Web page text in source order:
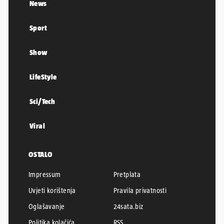
News
Sport
Show
LifeStyle
Sci/Tech
Viral
OSTALO
Impressum
Pretplata
Uvjeti korištenja
Pravila privatnosti
Oglašavanje
24sata.biz